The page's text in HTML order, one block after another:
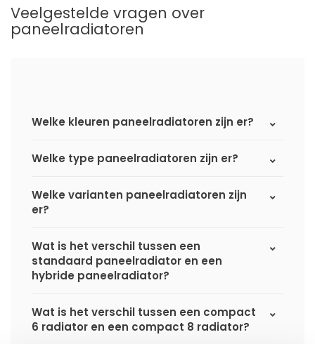
Veelgestelde vragen over
paneelradiatoren
Welke kleuren paneelradiatoren zijn er?
Welke type paneelradiatoren zijn er?
Welke varianten paneelradiatoren zijn
er?
Wat is het verschil tussen een
standaard paneelradiator en een
hybride paneelradiator?
Wat is het verschil tussen een compact
6 radiator en een compact 8 radiator?